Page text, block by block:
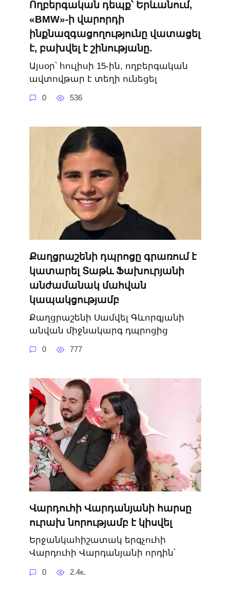
Ողբերգական դեպք՝ Երևանում,
«BMW»-ի վարորդի
ինքնազգացողությունը վատացել
է, բախվել է շինությանը.
Այսօր՝ հուլիսի 15-ին, ողբերգական
ավտովթար է տեղի ունեցել
0 536
Քաղցրաշենի դպրոցը գրառում է
կատարել Տաթև Ֆախուրյանի
անժամանակ մահվան
կապակցությամբ
Քաղցրաշենի Սամվել Գևորգյանի
անվան միջնակարգ դպրոցից
0 777
Վարդուհի Վարդանյանի հարսը
ուրախ նորությամբ է կիսվել
Երջանկահիշատակ երգչուհի
Վարդուհի Վարդանյանի որդին՝
0 2.4к.